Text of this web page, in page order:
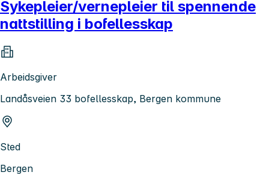
Sykepleier/vernepleier til spennende
nattstilling i bofellesskap
Arbeidsgiver
Landåsveien 33 bofellesskap, Bergen kommune
Sted
Bergen